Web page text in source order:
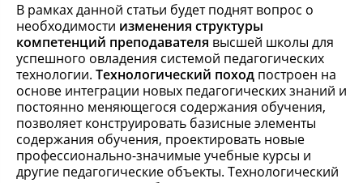
В рамках данной статьи будет поднят вопрос о
необходимости изменения структуры
компетенций преподавателя высшей школы для
успешного овладения системой педагогических
технологии. Технологический поход построен на
основе интеграции новых педагогических знаний и
постоянно меняющегося содержания обучения,
позволяет конструировать базисные элементы
содержания обучения, проектировать новые
профессионально-значимые учебные курсы и
другие педагогические объекты. Технологический